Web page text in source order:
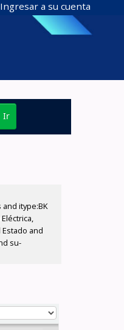
Ingresar a su cuenta
Ir
and itype:BK
and
su-